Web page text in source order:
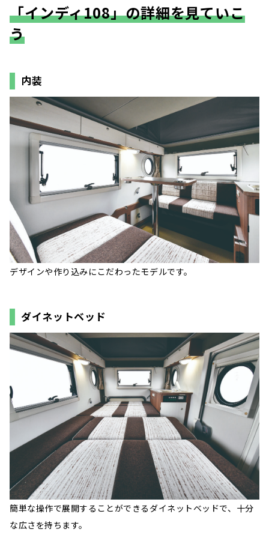
「インディ108」の詳細を見ていこ
う
内装
デザインや作り込みにこだわったモデルです。
ダイネットベッド
簡単な操作で展開することができるダイネットベッドで、十分
な広さを持ちます。